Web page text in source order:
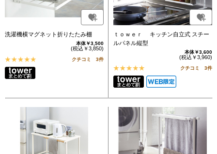
洗濯機横マグネット折りたたみ棚
本体￥3,500
(税込￥3,850)
クチコミ 3件
ｔｏｗｅｒ キッチン自立式 スチー
ルパネル縦型
本体￥3,600
(税込￥3,960)
クチコミ 3件